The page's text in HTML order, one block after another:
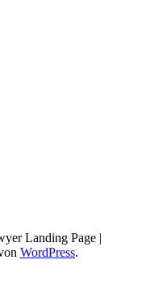
Landing Page |
WordPress.